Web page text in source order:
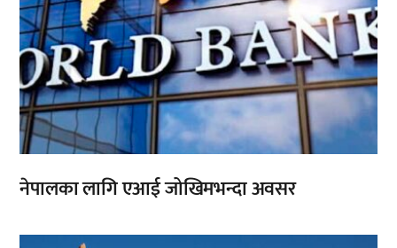
नेपालका लागि एआई जोखिमभन्दा अवसर